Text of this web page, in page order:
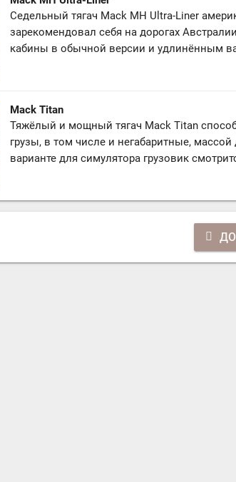
Седельный тягач Mack MH Ultra-Liner
зарекомендовал себя на дорогах
кабины в обычной версии и удлинённым
Mack Titan
Тяжёлый и мощный тягач Mack Titan
грузы, в том числе и негабаритные,
варианте для симулятора грузовик